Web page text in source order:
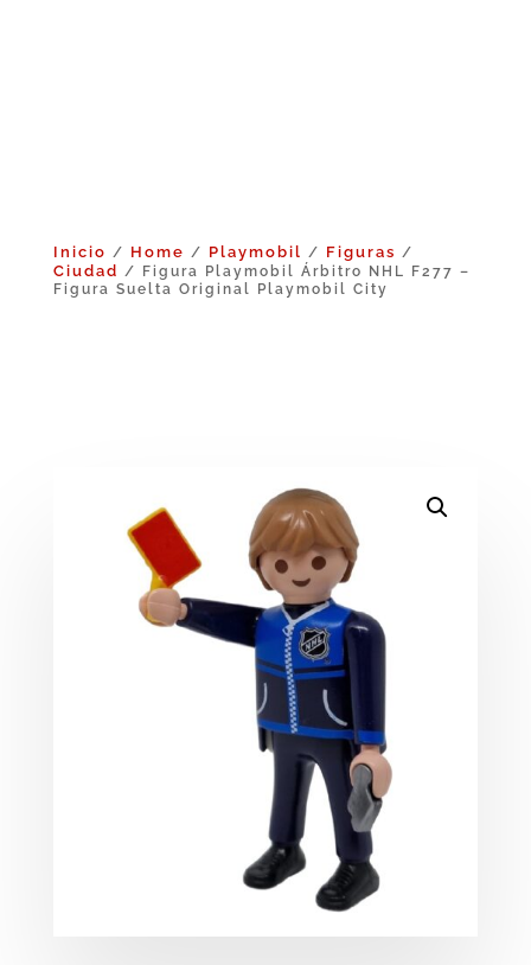
Inicio / Home / Playmobil / Figuras /
Ciudad / Figura Playmobil Árbitro NHL F277 –
Figura Suelta Original Playmobil City